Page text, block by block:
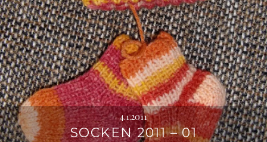
4.1.2011
SOCKEN 2011 – 01